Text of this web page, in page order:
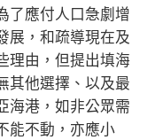
應付人口急劇增
展，和疏導現在及
理由，但提出填海
其他選擇、以及最
海港，如非公眾需
能不動，亦應小